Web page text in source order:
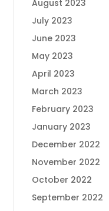
August 2023
July 2023
June 2023
May 2023
April 2023
March 2023
February 2023
January 2023
December 2022
November 2022
October 2022
September 2022